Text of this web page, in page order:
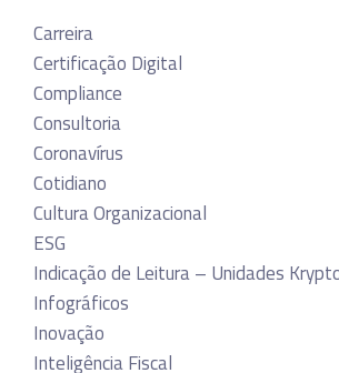
Carreira
Certificação Digital
Compliance
Consultoria
Coronavírus
Cotidiano
Cultura Organizacional
ESG
Indicação de Leitura – Unidades
Infográficos
Inovação
Inteligência Fiscal